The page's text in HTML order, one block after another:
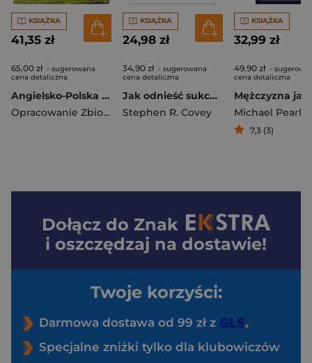
KSIĄŻKA
41,35 zł
65,00 zł - sugerowana
cena detaliczna
Angielsko-Polska biblia dla dzieci
Opracowanie Zbiorowe
KSIĄŻKA
24,98 zł
34,90 zł - sugerowana
cena detaliczna
Jak odnieść sukces w relacjach z ludźmi
Stephen R. Covey
KSIĄŻKA
32,99 zł
49,90 zł -
cena detaliczna
Michael Pearl
7,3 (3)
Dołącz do Znak
i oszczędzaj na dostawie!
Twoje korzyści:
Darmowa dostawa od 99 zł z
Specjalne zniżki tylko dla klubowiczów